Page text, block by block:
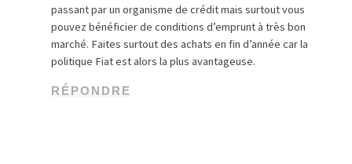
passant par un organisme de crédit mais surtout vous
pouvez bénéficier de conditions d’emprunt à très bon
marché. Faites surtout des achats en fin d’année car la
politique Fiat est alors la plus avantageuse.
RÉPONDRE